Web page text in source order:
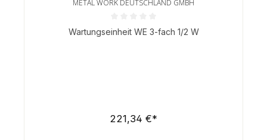
METAL WORK DEUTSCHLAND GMBH
Durchschnittliche Bewertung von 0 von 5 Sternen
Wartungseinheit WE 3-fach 1/2 W
221,34 €*